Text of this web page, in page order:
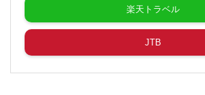
楽天トラベル
JTB